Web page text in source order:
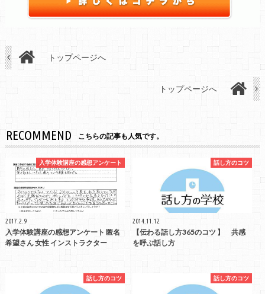
トップページへ
トップページへ
RECOMMEND こちらの記事も人気です。
入学体験講座の感想アンケート
2017.2.9
入学体験講座の感想アンケート 匿名
希望さん 女性 インストラクター
話し方のコツ
2014.11.12
【伝わる話し方365のコツ 】 共感
を呼ぶ話し方
話し方のコツ 話し方のコツ